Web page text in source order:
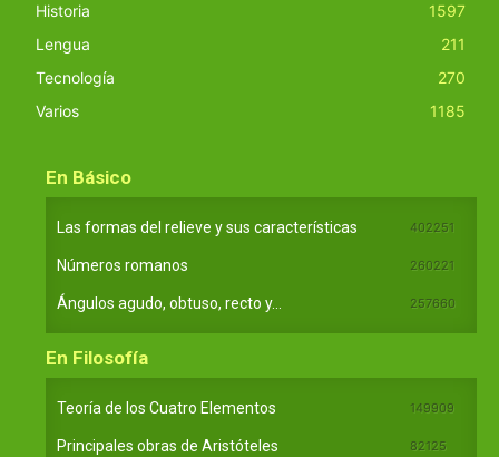
Historia
1597
Lengua
211
Tecnología
270
Varios
1185
En Básico
Las formas del relieve y sus características 402251
Números romanos 260221
Ángulos agudo, obtuso, recto y... 257660
En Filosofía
Teoría de los Cuatro Elementos 149909
Principales obras de Aristóteles 82125